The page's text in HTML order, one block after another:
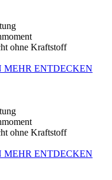
ohne Kraftstoff
MEHR ENTDECKEN
ohne Kraftstoff
MEHR ENTDECKEN